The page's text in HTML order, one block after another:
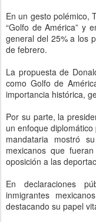
En un gesto polémico,
“Golfo de América” y
general del 25% a los
de febrero.
La propuesta de
como Golfo de
importancia histórica,
Por su parte, la
un enfoque
mandataria mostró
mexicanos que
oposición a las
En declaraciones
inmigrantes
destacando su papel